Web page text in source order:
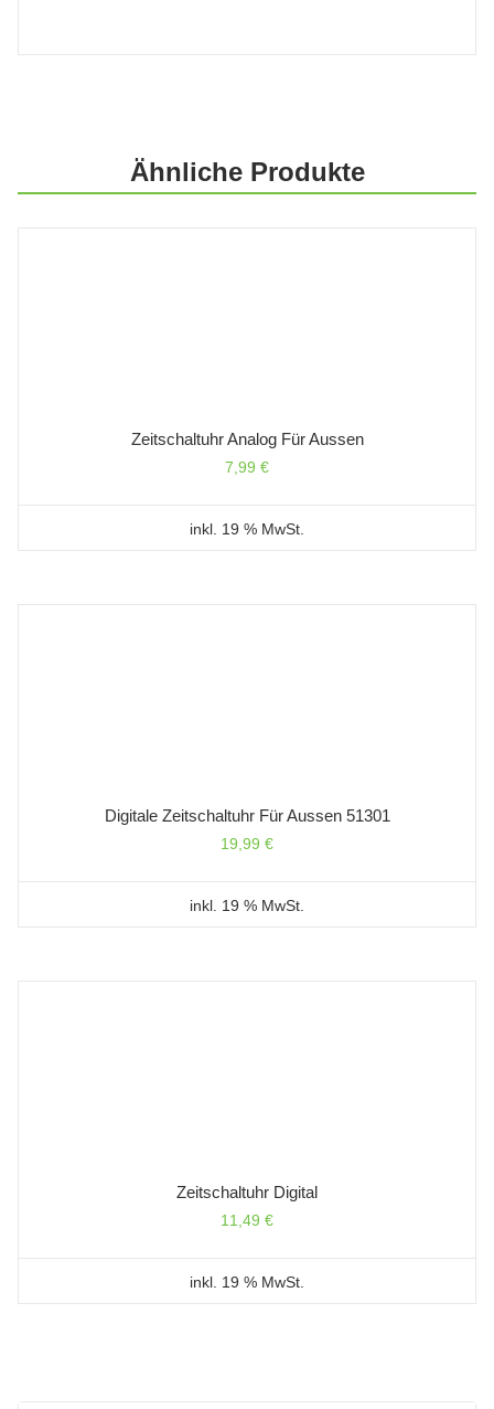
Ähnliche Produkte
Zeitschaltuhr Analog Für Aussen
7,99 €
inkl. 19 % MwSt.
Digitale Zeitschaltuhr Für Aussen 51301
19,99 €
inkl. 19 % MwSt.
Zeitschaltuhr Digital
11,49 €
inkl. 19 % MwSt.